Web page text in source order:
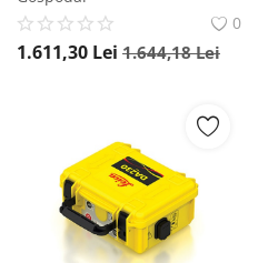
0
1.611,30 Lei 1.644,18Lei